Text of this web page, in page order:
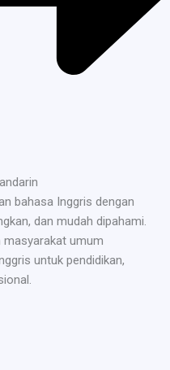
bahasa Inggris dengan
dan mudah dipahami.
masyarakat umum
untuk pendidikan,